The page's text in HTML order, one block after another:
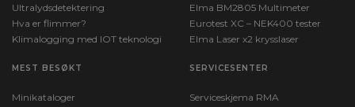
Ultralydsdetektering
Hva er flimmer?
Klimalogging med IOT teknologi
Elma BM2805 Multimeter
Eurotest XC – NEK400 tester
Elma Laser x2 krysslaser
MEST BESØKT
Minikataloger
SERVICESENTER
Serviceskjema RMA